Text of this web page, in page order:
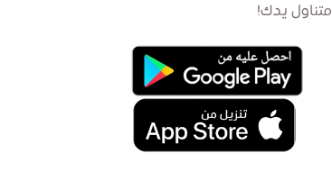
متناول يدك!